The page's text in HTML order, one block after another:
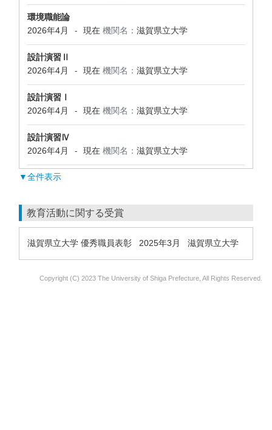
環境職能論
2026年4月
- 現在 機関名： 滋賀県立大学
設計演習Ⅱ
2026年4月
- 現在 機関名： 滋賀県立大学
設計演習Ⅰ
2026年4月
- 現在 機関名： 滋賀県立大学
設計演習Ⅳ
2026年4月
- 現在 機関名： 滋賀県立大学
▼全件表示
教育活動に関する受賞
滋賀県立大学 優秀職員表彰 2025年3月 滋賀県立大学
Copyright (C) 2023 The University of Shiga Prefecture, All Rights Reserved.